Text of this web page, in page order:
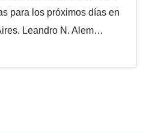
para los próximos días en
Leandro N. Alem…